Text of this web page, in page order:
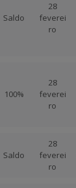
Saldo
28
feverei
ro
100%
28
feverei
ro
Saldo
28
feverei
ro